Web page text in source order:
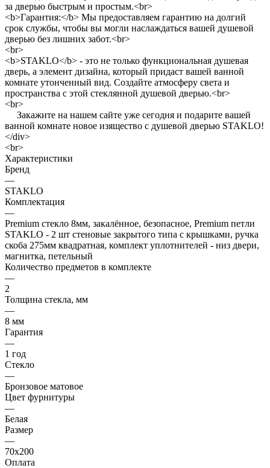
за дверью быстрым и простым.<br>
<b>Гарантия:</b> Мы предоставляем гарантию на долгий
срок службы, чтобы вы могли наслаждаться вашей душевой
дверью без лишних забот.<br>
<br>
<b>STAKLO</b> - это не только функциональная душевая
дверь, а элемент дизайна, который придаст вашей ванной
комнате утонченный вид. Создайте атмосферу света и
пространства с этой стеклянной душевой дверью.<br>
<br>
Закажите на нашем сайте уже сегодня и подарите вашей
ванной комнате новое изящество с душевой дверью STAKLO!
</div>
<br>
Характеристики
Бренд
—
STAKLO
Комплектация
—
Premium стекло 8мм, закалённое, безопасное, Premium петли
STAKLO - 2 шт стеновые закрытого типа с крышками, ручка
скоба 275мм квадратная, комплект уплотнителей - низ двери,
магнитка, петельный
Количество предметов в комплекте
—
2
Толщина стекла, мм
—
8 мм
Гарантия
—
1 год
Стекло
—
Бронзовое матовое
Цвет фурнитуры
—
Белая
Размер
—
70x200
Оплата